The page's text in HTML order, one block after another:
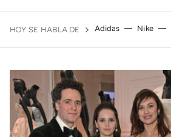
HOY SE HABLA DE Adidas Nike